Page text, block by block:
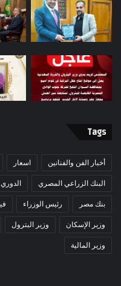
Tags
أخبار الفن والفنانين اسعار
البنك الزراعي المصري الدوري
بنك مصر رئيس الوزراء
وزير الإسكان وزير البترول
وزير المالية